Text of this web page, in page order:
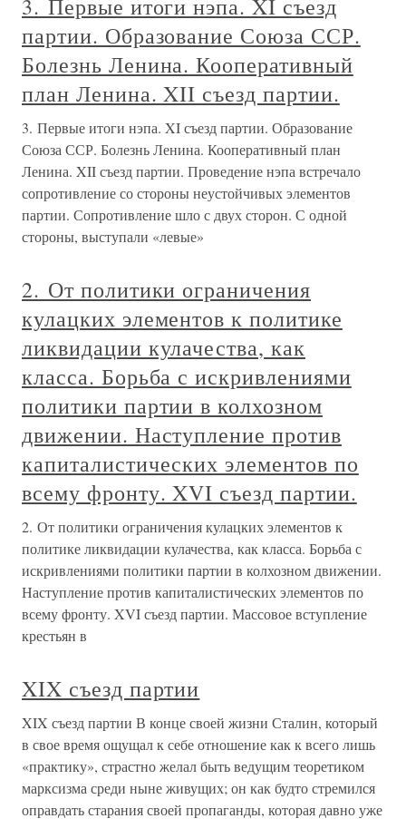
3. Первые итоги нэпа. XI съезд
партии. Образование Союза ССР.
Болезнь Ленина. Кооперативный
план Ленина. XII съезд партии.
3. Первые итоги нэпа. XI съезд партии. Образование
Союза ССР. Болезнь Ленина. Кооперативный план
Ленина. XII съезд партии. Проведение нэпа встречало
сопротивление со стороны неустойчивых элементов
партии. Сопротивление шло с двух сторон. С одной
стороны, выступали «левые»
2. От политики ограничения
кулацких элементов к политике
ликвидации кулачества, как
класса. Борьба с искривлениями
политики партии в колхозном
движении. Наступление против
капиталистических элементов по
всему фронту. XVI съезд партии.
2. От политики ограничения кулацких элементов к
политике ликвидации кулачества, как класса. Борьба с
искривлениями политики партии в колхозном движении.
Наступление против капиталистических элементов по
всему фронту. XVI съезд партии. Массовое вступление
крестьян в
XIX съезд партии
XIX съезд партии В конце своей жизни Сталин, который
в свое время ощущал к себе отношение как к всего лишь
«практику», страстно желал быть ведущим теоретиком
марксизма среди ныне живущих; он как будто стремился
оправдать старания своей пропаганды, которая давно уже